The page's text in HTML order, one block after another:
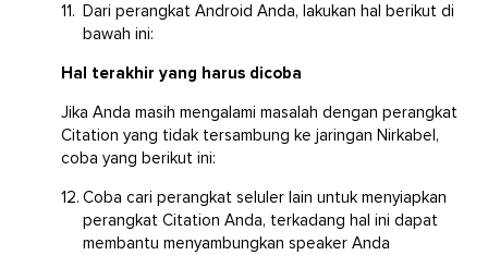
Dari perangkat Android Anda, lakukan hal berikut di
bawah ini:
Hal terakhir yang harus dicoba
Jika Anda masih mengalami masalah dengan perangkat
Citation yang tidak tersambung ke jaringan Nirkabel,
coba yang berikut ini:
Coba cari perangkat seluler lain untuk menyiapkan
perangkat Citation Anda, terkadang hal ini dapat
membantu menyambungkan speaker Anda